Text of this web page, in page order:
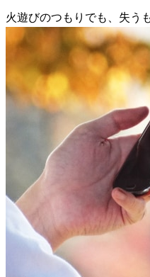
火遊びのつもりでも、失う